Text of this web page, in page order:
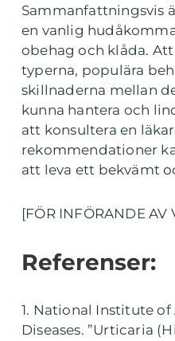
Sammanfattningsvis
en vanlig
obehag och klåda.
typerna, populära
skillnaderna mellan
kunna hantera och
att konsultera en
rekommendationer
att leva ett bekvämt
[FÖR INFÖRANDE AV
Referenser:
1. National Institute
Diseases. ”Urticaria